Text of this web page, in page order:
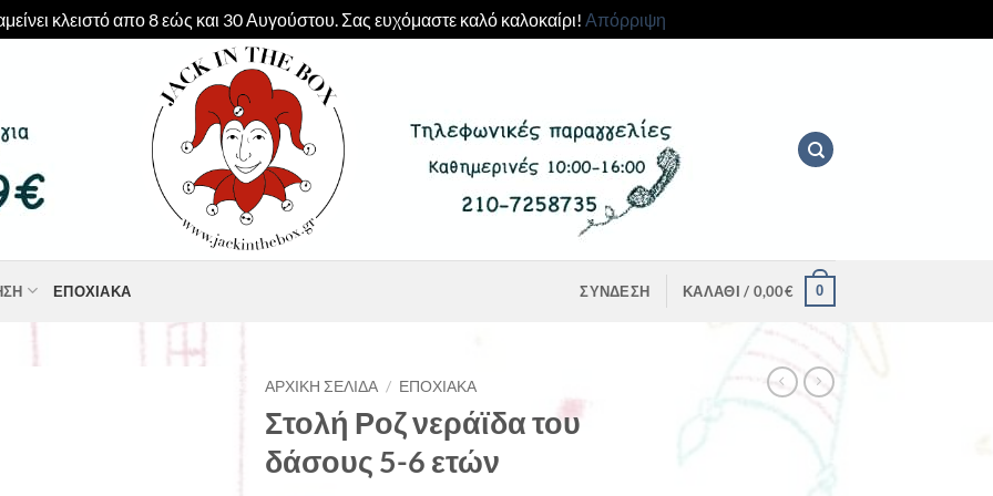
κλειστό απο 8 εώς και 30 Αυγούστου. Σας ευχόμαστε καλό καλοκαίρι! Απόρριψη
ΕΠΟΧΙΑΚΆ ΣΎΝΔΕΣΗ ΚΑΛΆΘΙ / 0,00€ 0
ΑΡΧΙΚΉ ΣΕΛΊΔΑ / ΕΠΟΧΙΑΚΆ
Στολή Ροζ νεράϊδα του
δάσους 5-6 ετών